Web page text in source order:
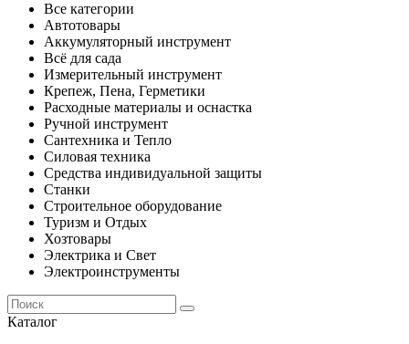
Все категории
Автотовары
Аккумуляторный инструмент
Всё для сада
Измерительный инструмент
Крепеж, Пена, Герметики
Расходные материалы и оснастка
Ручной инструмент
Сантехника и Тепло
Силовая техника
Средства индивидуальной защиты
Станки
Строительное оборудование
Туризм и Отдых
Хозтовары
Электрика и Свет
Электроинструменты
Каталог